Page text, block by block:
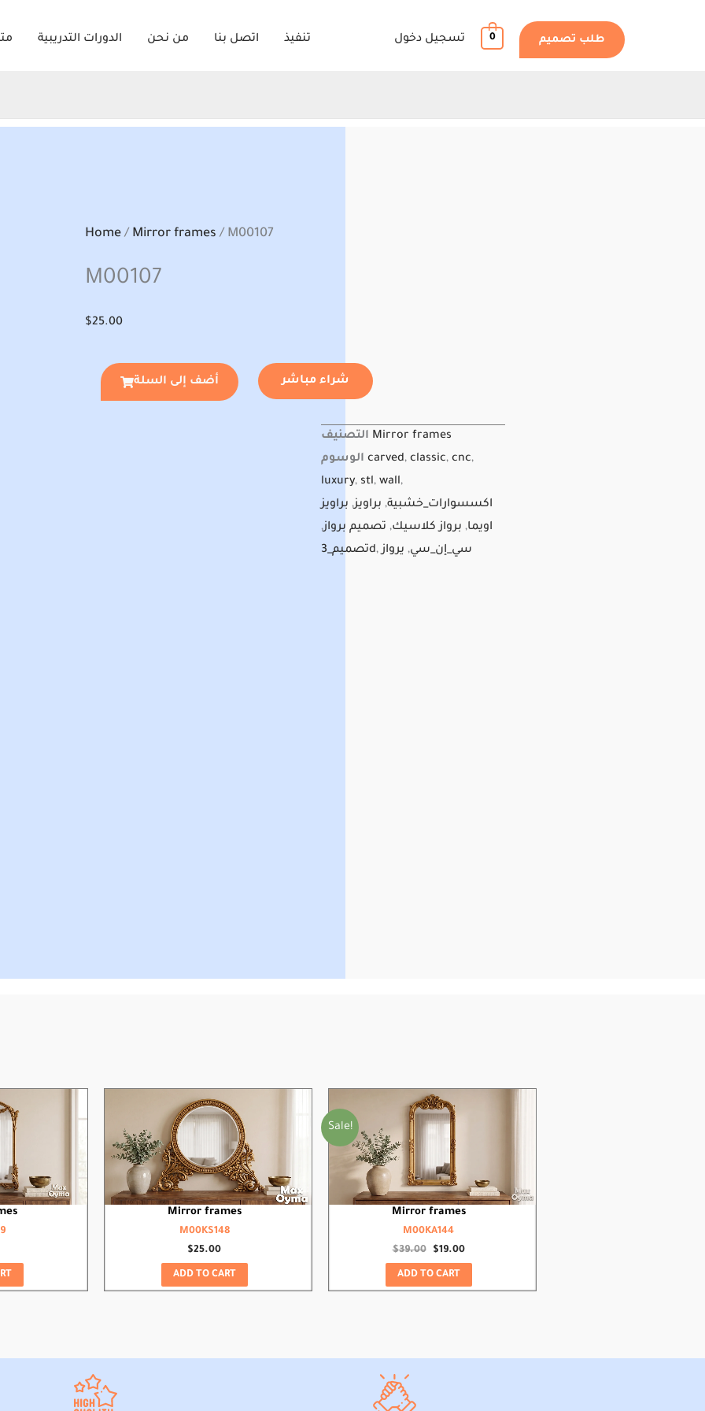
الدورات التدريبية من نحن اتصل بنا تنفيذ تسجيل دخول 0 طلب تصميم
Home / Mirror frames / M00107
M00107
$25.00
أضف إلى السلة شراء مباشر
التصنيف Mirror frames
الوسوم carved, classic, cnc,
luxury, stl, wall,
اكسسوارات_خشبية, براويز, براويز
اويما, برواز كلاسيك, تصميم برواز,
تصميم_3d, سي_إن_سي, يرواز
Mirror frames
M00KS148
$25.00
ADD TO CART
Sale!
Mirror frames
M00KA144
$39.00
Original
price
was:
$39.00.
$19.00
ADD TO CART